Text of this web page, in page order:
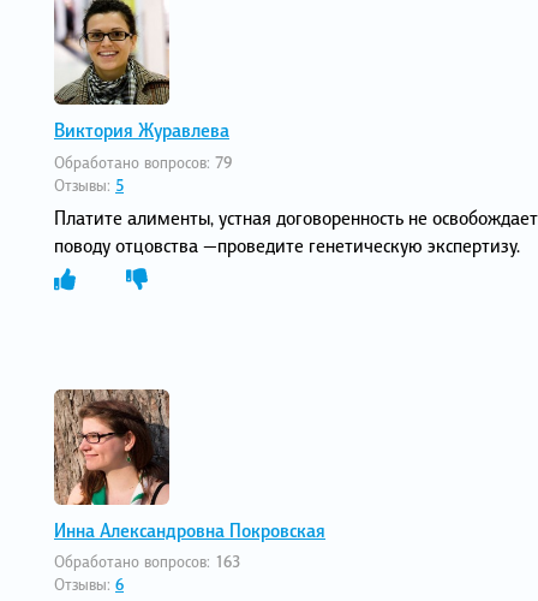
Виктория Журавлева
Обработано вопросов: 79
Отзывы: 5
Платите алименты, устная договоренность не
поводу отцовства —проведите генетическую экспертизу.
Инна Александровна Покровская
Обработано вопросов: 163
Отзывы: 6